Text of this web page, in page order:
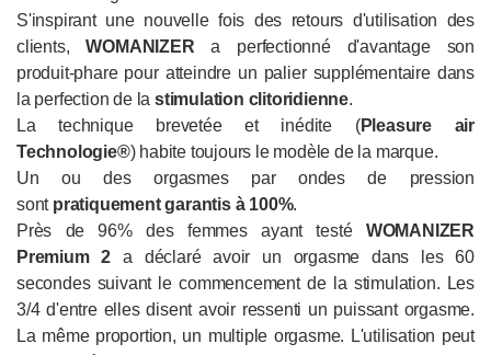
S'inspirant une nouvelle fois des retours d'utilisation des
clients,WOMANIZERa perfectionné d'avantage son
produit-phare pour atteindre un palier supplémentaire dans
la perfection de lastimulation clitoridienne.
La technique brevetée et inédite (Pleasure air
Technologie®) habite toujours le modèle de la marque.
Un ou des orgasmes par ondes de pression
sont pratiquement garantis à 100%.
Près de 96% des femmes ayant testé WOMANIZER
Premium 2 a déclaré avoir un orgasme dans les 60
secondes suivant le commencement de la stimulation. Les
3/4 d'entre elles disent avoir ressenti un puissant orgasme.
La même proportion, un multiple orgasme. L'utilisation peut